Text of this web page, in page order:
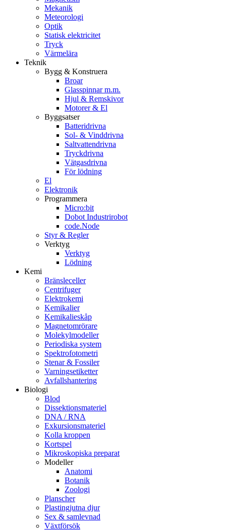
Mekanik
Meteorologi
Optik
Statisk elektricitet
Tryck
Värmelära
Teknik
Bygg & Konstruera
Broar
Glasspinnar m.m.
Hjul & Remskivor
Motorer & El
Byggsatser
Batteridrivna
Sol- & Vinddrivna
Saltvattendrivna
Tryckdrivna
Vätgasdrivna
För lödning
El
Elektronik
Programmera
Micro:bit
Dobot Industrirobot
code.Node
Styr & Regler
Verktyg
Verktyg
Lödning
Kemi
Bränsleceller
Centrifuger
Elektrokemi
Kemikalier
Kemikalieskåp
Magnetomrörare
Molekylmodeller
Periodiska system
Spektrofotometri
Stenar & Fossiler
Varningsetiketter
Avfallshantering
Biologi
Blod
Dissektionsmateriel
DNA / RNA
Exkursionsmateriel
Kolla kroppen
Kortspel
Mikroskopiska preparat
Modeller
Anatomi
Botanik
Zoologi
Planscher
Plastingjutna djur
Sex & samlevnad
Växtförsök